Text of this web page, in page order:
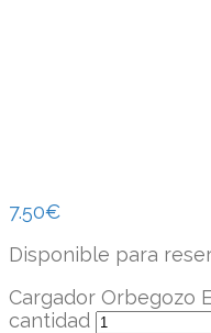
7.50€
Disponible para
Cargador Orbegozo
cantidad